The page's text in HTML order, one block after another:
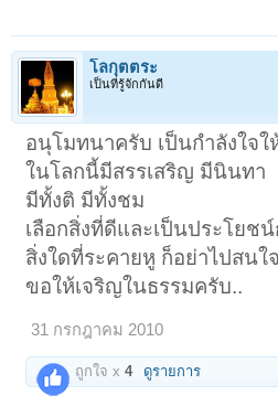
โลกุตตระ
เป็นที่รู้จักกันดี
อนุโมทนาครับ เป็นกำลังใจใ
ในโลกนี้มีสรรเสริญ มีนินทา
มีทั้งติ มีทั้งชม
เลือกสิ่งที่ดีและเป็นประโยชน์
สิ่งใดที่ระคายหู ก็อย่าไปสนใ
ขอให้เจริญในธรรมครับ..
31 กรกฎาคม 2010
ถูกใจ x4 ดูรายการ
2 ถัดไป >